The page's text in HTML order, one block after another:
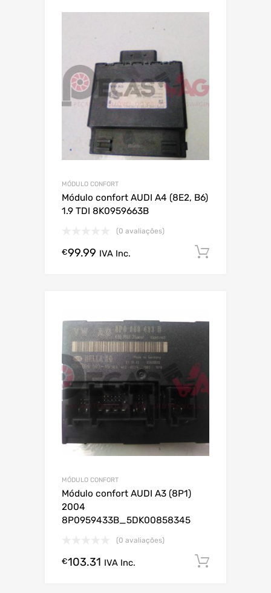
MÓDULO CONFORT
Módulo confort AUDI A4 (8E2, B6)
1.9 TDI 8K0959663B
(0 avaliações)
€99.99 IVA Inc.
MÓDULO CONFORT
Módulo confort AUDI A3 (8P1)
2004
8P0959433B_5DK00858345
(0 avaliações)
€103.31 IVA Inc.